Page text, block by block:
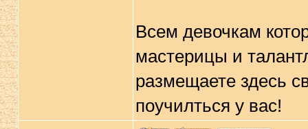
Всем девочкам
мастерицы и
размещаете здесь
поучилться у вас!